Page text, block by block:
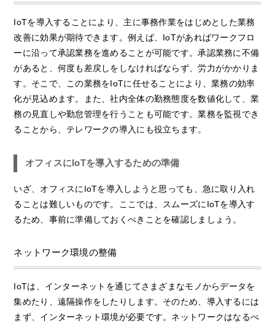
IoTを導入することにより、主に事務作業をはじめとした業務
改善に効果が期待できます。例えば、IoTがあればワークフロ
ーに沿って承認業務を進めることが可能です。承認業務に不備
があると、何度も差戻しをしなければならず、労力がかかりま
す。そこで、この業務をIoTに任せることにより、業務の効率
化が見込めます。また、社内全体の勤務態度を数値化して、業
務の見直しや勤怠管理を行うことも可能です。業務を監視でき
ることから、テレワークの導入にも役立ちます。
オフィスにIoTを導入するための準備
いざ、オフィスにIoTを導入しようと思っても、急に取り入れ
ることは難しいものです。ここでは、スムーズにIoTを導入す
るため、事前に準備しておくべきことを確認しましょう。
ネットワーク環境の整備
IoTは、インターネットを通じてさまざまなモノからデータを
集めたり、遠隔操作をしたりします。そのため、導入するには
まず、インターネット環境が必要です。ネットワークはなるべ